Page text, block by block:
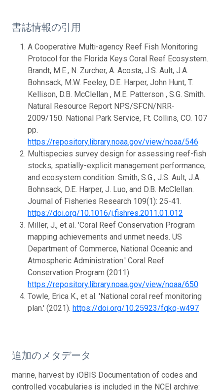
書誌情報の引用
A Cooperative Multi-agency Reef Fish Monitoring
Protocol for the Florida Keys Coral Reef Ecosystem.
Brandt, M.E., N. Zurcher, A. Acosta, J.S. Ault, J.A.
Bohnsack, M.W. Feeley, D.E. Harper, John Hunt, T.
Kellison, D.B. McClellan , M.E. Patterson , S.G. Smith.
Natural Resource Report NPS/SFCN/NRR-
2009/150. National Park Service, Ft. Collins, CO. 107
pp.
https://repository.library.noaa.gov/view/noaa/546
Multispecies survey design for assessing reef-fish
stocks, spatially-explicit management performance,
and ecosystem condition. Smith, S.G., J.S. Ault, J.A.
Bohnsack, D.E. Harper, J. Luo, and D.B. McClellan.
Journal of Fisheries Research 109(1): 25-41.
https://doi.org/10.1016/j.fishres.2011.01.012
Miller, J., et al. 'Coral Reef Conservation Program
mapping achievements and unmet needs. US
Department of Commerce, National Oceanic and
Atmospheric Administration.' Coral Reef
Conservation Program (2011).
https://repository.library.noaa.gov/view/noaa/650
Towle, Erica K., et al. 'National coral reef monitoring
plan.' (2021). https://doi.org/10.25923/fqkq-w497
追加のメタデータ
marine, harvest by iOBIS Documentation of codes and
controlled vocabularies is included in the NCEI archive: